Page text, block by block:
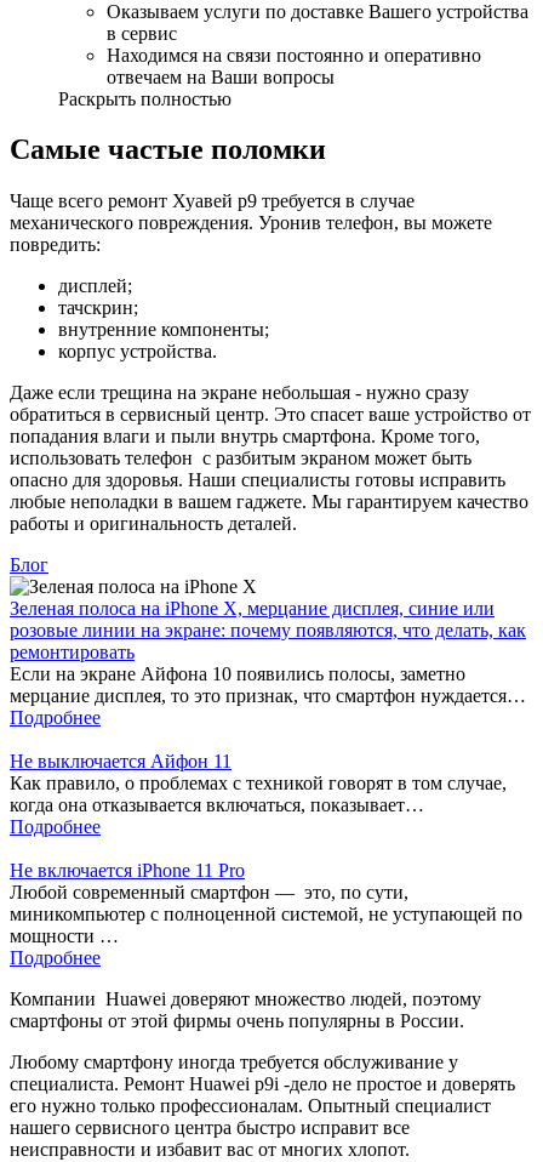
Оказываем услуги по доставке Вашего устройства
в сервис
Находимся на связи постоянно и оперативно
отвечаем на Ваши вопросы
Раскрыть полностью
Самые частые поломки
Чаще всего ремонт Хуавей р9 требуется в случае
механического повреждения. Уронив телефон, вы можете
повредить:
дисплей;
тачскрин;
внутренние компоненты;
корпус устройства.
Даже если трещина на экране небольшая - нужно сразу
обратиться в сервисный центр. Это спасет ваше устройство от
попадания влаги и пыли внутрь смартфона. Кроме того,
использовать телефон с разбитым экраном может быть
опасно для здоровья. Наши специалисты готовы исправить
любые неполадки в вашем гаджете. Мы гарантируем качество
работы и оригинальность деталей.
Блог
Зеленая полоса на iPhone X, мерцание дисплея, синие или
розовые линии на экране: почему появляются, что делать, как
ремонтировать
Если на экране Айфона 10 появились полосы, заметно
мерцание дисплея, то это признак, что смартфон нуждается…
Подробнее
Не выключается Айфон 11
Как правило, о проблемах с техникой говорят в том случае,
когда она отказывается включаться, показывает…
Подробнее
Не включается iPhone 11 Pro
Любой современный смартфон — это, по сути,
миникомпьютер с полноценной системой, не уступающей по
мощности …
Подробнее
Компании Huawei доверяют множество людей, поэтому
смартфоны от этой фирмы очень популярны в России.
Любому смартфону иногда требуется обслуживание у
специалиста. Ремонт Huawei p9i -дело не простое и доверять
его нужно только профессионалам. Опытный специалист
нашего сервисного центра быстро исправит все
неисправности и избавит вас от многих хлопот.